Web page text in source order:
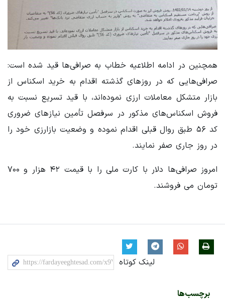
همچنین در ادامه اطلاعیه خطاب به صرافی‌ها قید شده است:
صرافی‌هایی که در روزهای گذشته اقدام به خرید اسکناس از
بازار متشکل معاملات ارزی نموده‌اند، با قید تسریع نسبت به
فروش اسکناس‌های مذکور در سرفصل تأمین نیازهای ضروری
کد ۵۶ طبق روال قبلی اقدام نموده و وضعیت بازارزی خود را
در روز جاری صفر نمایند.
امروز صرافی‌ها دلار با کارت ملی را با قیمت ۴۲ هزار و ۷۰۰
تومان می فروشند.
لینک کوتاه
برچسب‌ها